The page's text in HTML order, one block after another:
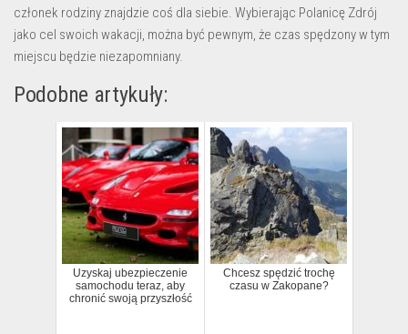
członek rodziny znajdzie coś dla siebie. Wybierając Polanicę Zdrój
jako cel swoich wakacji, można być pewnym, że czas spędzony w tym
miejscu będzie niezapomniany.
Podobne artykuły:
Uzyskaj ubezpieczenie
samochodu teraz, aby
chronić swoją przyszłość
Chcesz spędzić trochę
czasu w Zakopane?